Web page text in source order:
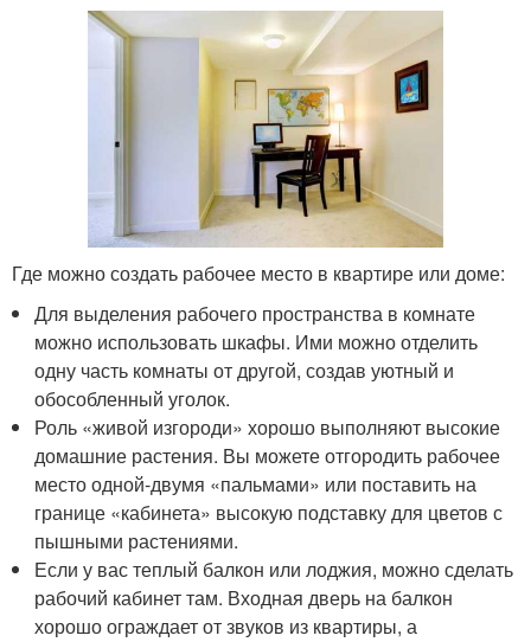
Где можно создать рабочее место в квартире или доме:
Для выделения рабочего пространства в комнате
можно использовать шкафы. Ими можно отделить
одну часть комнаты от другой, создав уютный и
обособленный уголок.
Роль «живой изгороди» хорошо выполняют высокие
домашние растения. Вы можете отгородить рабочее
место одной-двумя «пальмами» или поставить на
границе «кабинета» высокую подставку для цветов с
пышными растениями.
Если у вас теплый балкон или лоджия, можно сделать
рабочий кабинет там. Входная дверь на балкон
хорошо ограждает от звуков из квартиры, а